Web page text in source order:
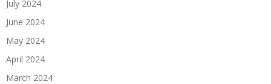
July 2024
June 2024
May 2024
April 2024
March 2024